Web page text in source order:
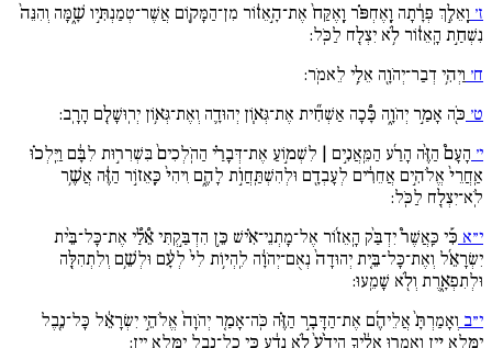
ז׳ וָֽאֵלֵ֣ךְ פְּרָ֔תָה וָֽאֶחְפֹּ֗ר וָֽאֶקַּח֙ אֶת־הָ֣אֵז֔וֹר מִן־הַמָּק֖וֹם אֲשֶׁר־טְמַנְתִּ֣יו שָׁ֑מָּה וְהִנֵּה֙
נִשְׁחַ֣ת הָֽאֵז֔וֹר לֹ֥א יִצְלַ֖ח לַכֹּֽל:
ח׳ וַיְהִ֥י דְבַר־יְהֹוָ֖ה אֵלַ֥י לֵאמֹֽר:
ט׳ כֹּ֖ה אָמַ֣ר יְהֹוָ֑ה כָּ֠כָה אַשְׁחִ֞ית אֶת־גְּא֧וֹן יְהוּדָ֛ה וְאֶת־גְּא֥וֹן יְרֽוּשָׁלִַ֖ם הָרָֽב:
י׳ הָעָם֩ הַזֶּ֨ה הָרַ֜ע הַמֵּֽאֲנִ֣ים | לִשְׁמ֣וֹעַ אֶת־דְּבָרַ֗י הַהֹֽלְכִים֙ בִּשְׁרִר֣וּת לִבָּ֔ם וַיֵּֽלְכ֗וּ
אַֽחֲרֵי֙ אֱלֹהִ֣ים אֲחֵרִ֔ים לְעָבְדָ֖ם וּלְהִשְׁתַּֽחֲו‍ֹ֣ת לָהֶ֑ם וִיהִי֙ כָּֽאֵז֣וֹר הַזֶּ֔ה אֲשֶׁ֥ר
לֹֽא־יִצְלַ֖ח לַכֹּֽל:
י״א כִּ֡י כַּֽאֲשֶׁר֩ יִדְבַּ֨ק הָֽאֵז֜וֹר אֶל־מָתְנֵי־אִ֗ישׁ כֵּ֣ן הִדְבַּ֣קְתִּי אֵ֠לַ֠י אֶת־כָּל־בֵּ֨ית
יִשְׂרָאֵ֜ל וְאֶת־כָּל־בֵּ֚ית יְהוּדָה֙ נְאֻם־יְהֹוָ֔ה לִֽהְי֥וֹת לִי֙ לְעָ֔ם וּלְשֵׁ֥ם וְלִתְהִלָּ֖ה
וּלְתִפְאָ֑רֶת וְלֹ֖א שָׁמֵֽעוּ:
י״ב וְאָמַרְתָּ֙ אֲלֵיהֶ֜ם אֶת־הַדָּבָ֣ר הַזֶּ֗ה כֹּֽה־אָמַ֚ר יְהֹוָה֙ אֱלֹהֵ֣י יִשְׂרָאֵ֔ל כָּל־נֵ֖בֶל
יִמָּ֣לֵא יָ֑יִן וְאָֽמְר֣וּ אֵלֶ֔יךָ הֲיָדֹ֙עַ֙ לֹ֣א נֵדַ֔ע כִּ֥י כָל־נֵ֖בֶל יִמָּ֥לֵא יָֽיִן: